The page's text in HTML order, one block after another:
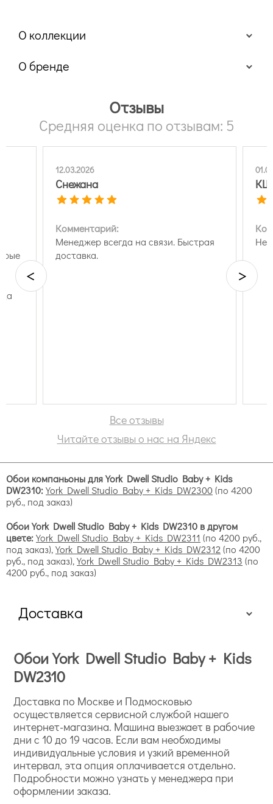
О коллекции
Йорк Двелл
Студио Бэйби + Кидс
О бренде
Disney Kids. Способ поселить в комнате (чаще всего,
конечно, в детской) любимых персонажей самого
популярного сказочника наших дней. В дизайне
обоев используются официальные сюжеты и образы
персонажей из фильмов Диснея и Пиксар, как совсем
детские, так и для тех, кто постарше (герои
комиксов). Некоторые узоры лишь вдохновлены
Диснеем — такие, как ледяные узоры, напоминающие
мир Frozen, - и выглядят ненавязчиво. Основа -
бумажная, что делает коллекцию гипоалергенной и
экологически безопасной, акриловое покрытие
делает их прочными и устойчивыми к повреждениям.
совсем по-детски, с изображением надкушенного
или холл, или мотивы комиксов, для подростков.
Marquis. Коллекция предлагает изысканные
изображения распустившихся цветов на изящно
стилизованные растительные мотивы. На фото
некоторые образцы не отличить от старинных
тканых настенных покрытий. Основа делается из
натуральных материалов (бумага), обои экологичны,
хорошо наклеиваются на любую поверхность.
Modern Art. Как и говорит название, коллекция
вдохновлена современным искусством. Принты
представляют собой сплетение и пересечение
Отзывы
Средняя оценка по отзывам: 5
12.03.2026
Снежана
Комментарий:
Менеджер всегда на связи. Быстрая
доставка.
Нет
< >
Все отзывы
Читайте отзывы о нас на Яндекс
Обои компаньоны для York Dwell Studio Baby + Kids
DW2310:York Dwell Studio Baby + Kids DW2300(по 4200
руб., под заказ)
Обои York Dwell Studio Baby + Kids DW2310 в другом
цвете:York Dwell Studio Baby + Kids DW2311 (по 4200 руб.,
под заказ),York Dwell Studio Baby + Kids DW2312 (по 4200
руб., под заказ),York Dwell Studio Baby + Kids DW2313 (по
4200 руб., под заказ)
Доставка
Обои York Dwell Studio Baby + Kids
DW2310
Доставка по Москве и Подмосковью
осуществляется сервисной службой нашего
интернет-магазина. Машина выезжает в рабочие
дни с 10 до 19 часов. Если вам необходимы
индивидуальные условия и узкий временной
интервал, эта опция оплачивается отдельно.
Подробности можно узнать у менеджера при
оформлении заказа.